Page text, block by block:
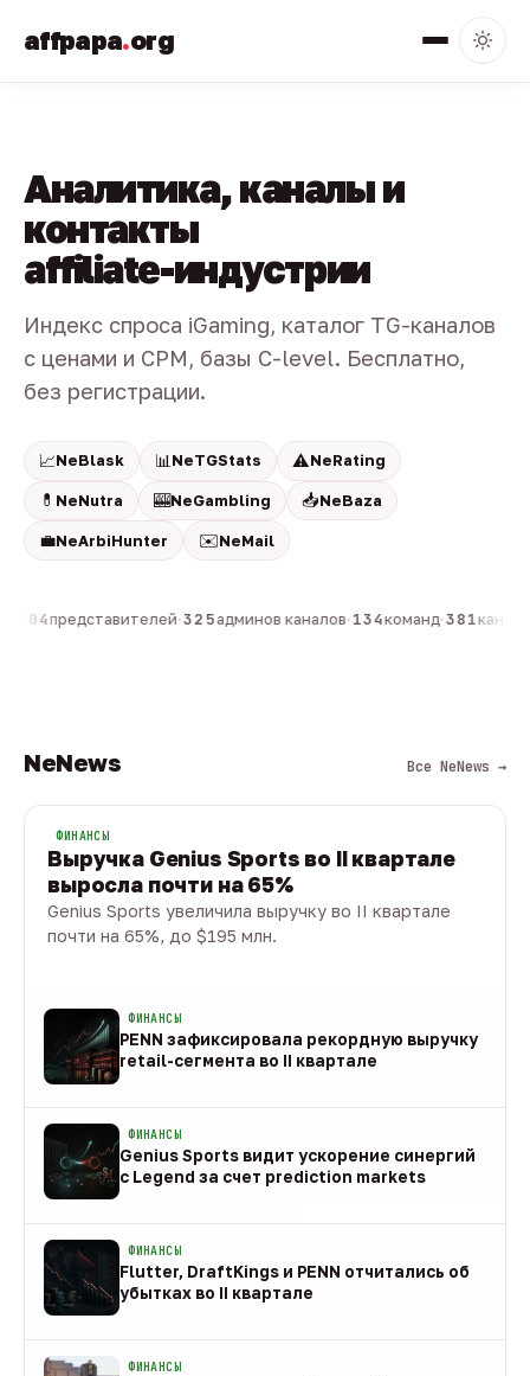
affpapa.org
Аналитика, каналы и
контакты
affiliate-индустрии
Индекс спроса iGaming, каталог TG-каналов
с ценами и CPM, базы C-level. Бесплатно,
без регистрации.
📈NeBlask 📊 NeTGStats ⚠️NeRating
💊 NeNutra 🎰NeGambling 📥NeBaza
💼NeArbiHunter ✉️NeMail
804представителей·325админов каналов·134команд·381
NeNews Все NeNews →
ФИНАНСЫ
Выручка Genius Sports во II квартале
выросла почти на 65%
Genius Sports увеличила выручку во II квартале
почти на 65%, до $195 млн.
ФИНАНСЫ
PENN зафиксировала рекордную выручку
retail-сегмента во II квартале
ФИНАНСЫ
Genius Sports видит ускорение синергий
с Legend за счет prediction markets
ФИНАНСЫ
Flutter, DraftKings и PENN отчитались об
убытках во II квартале
ФИНАНСЫ